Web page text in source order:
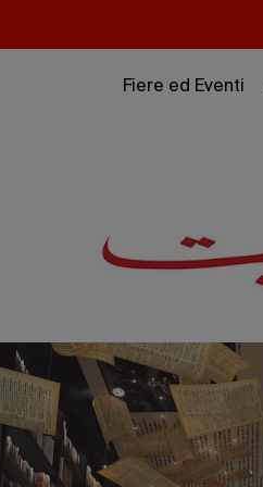
Fiere ed Eventi